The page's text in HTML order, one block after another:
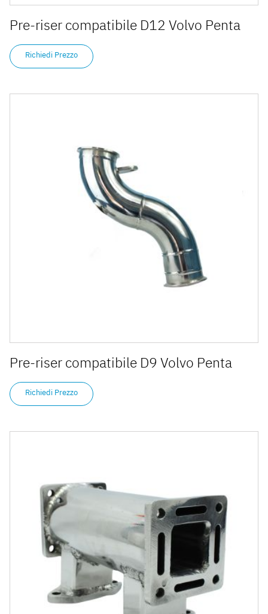
Pre-riser compatibile D12 Volvo Penta
Richiedi Prezzo
Pre-riser compatibile D9 Volvo Penta
Richiedi Prezzo